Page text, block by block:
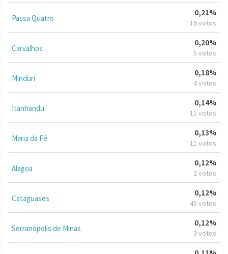
Passa Quatro
0,21%
16 votos
Carvalhos
0,20%
5 votos
Minduri
0,18%
4 votos
Itanhandu
0,14%
11 votos
Maria da Fé
0,13%
11 votos
Alagoa
0,12%
2 votos
Cataguases
0,12%
45 votos
Serranópolis de Minas
0,12%
3 votos